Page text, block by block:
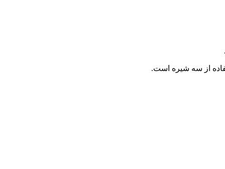
از سه شیره است.